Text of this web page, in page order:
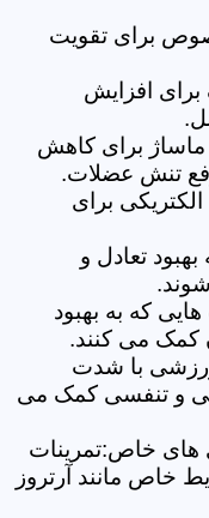
برای تقویت
افزایش
ماساژ برای کاهش
تنش عضلات.
الکتریکی برای
بهبود تعادل و
که به بهبود
کمک می کنند.
با شدت
و تنفسی کمک می
های خاص:تمرینات
خاص مانند آرتروز